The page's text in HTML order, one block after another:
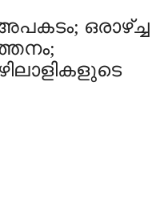
ഒരാഴ്ച്ച